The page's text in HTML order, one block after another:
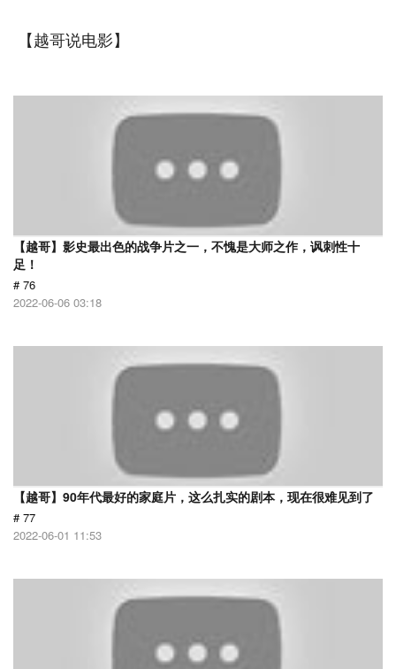
【越哥说电影】
【越哥】影史最出色的战争片之一，不愧是大师之作，讽刺性十
足！
# 76
2022-06-06 03:18
【越哥】90年代最好的家庭片，这么扎实的剧本，现在很难见到了
# 77
2022-06-01 11:53